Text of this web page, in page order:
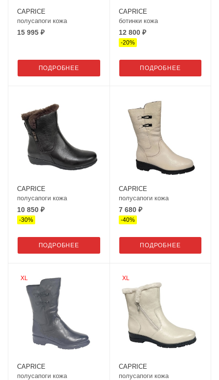
CAPRICE
полусапоги кожа
15 995 ₽
ПОДРОБНЕЕ
CAPRICE
ботинки кожа
12 800 ₽
-20%
ПОДРОБНЕЕ
CAPRICE
полусапоги кожа
10 850 ₽
-30%
ПОДРОБНЕЕ
CAPRICE
полусапоги кожа
7 680 ₽
-40%
ПОДРОБНЕЕ
XL
CAPRICE
полусапоги кожа
XL
CAPRICE
полусапоги кожа